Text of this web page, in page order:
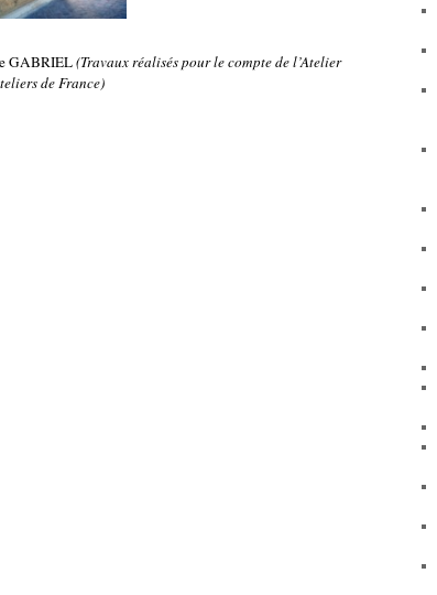
GABRIEL(Travaux réalisés pour le compte de l’Atelier
de France)